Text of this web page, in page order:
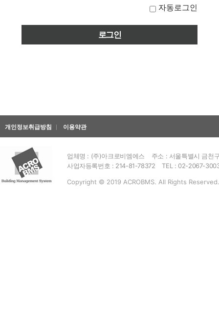
자동로그인
개인정보취급방침 이용약관
업체명 : (주)아크로비엠에스
주소 : 서울특별시 금천
사업자등록번호 : 214-81-78372
TEL : 02-2067-
Copyright © 2019 ACROBMS. All Rights Reserved.